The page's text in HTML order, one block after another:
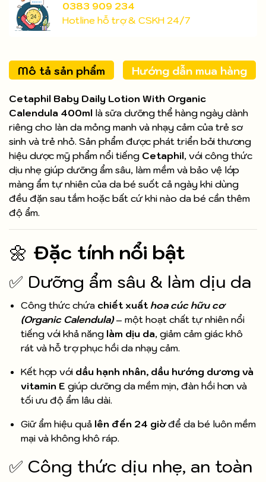
0383 909 234
Hotline hỗ trợ & CSKH 24/7
Mô tả sản phẩm Hướng dẫn mua hàng
Cetaphil Baby Daily Lotion With Organic
Calendula 400ml là sữa dưỡng thể hàng ngày dành
riêng cho làn da mỏng manh và nhạy cảm của trẻ sơ
sinh và trẻ nhỏ. Sản phẩm được phát triển bởi thương
hiệu dược mỹ phẩm nổi tiếng Cetaphil, với công thức
dịu nhẹ giúp dưỡng ẩm sâu, làm mềm và bảo vệ lớp
màng ẩm tự nhiên của da bé suốt cả ngày khi dùng
đều đặn sau tắm hoặc bất cứ khi nào da bé cần thêm
độ ẩm.
🌼 Đặc tính nổi bật
✅ Dưỡng ẩm sâu & làm dịu da
Công thức chứa chiết xuất hoa cúc hữu cơ
(Organic Calendula)– một hoạt chất tự nhiên nổi
tiếng với khả năng làm dịu da, giảm cảm giác khô
rát và hỗ trợ phục hồi da nhạy cảm.
Kết hợp với dầu hạnh nhân, dầu hướng dương và
vitamin E giúp dưỡng da mềm mịn, đàn hồi hơn và
tối ưu độ ẩm lâu dài.
Giữ ẩm hiệu quả lên đến 24 giờđể da bé luôn mềm
mại và không khô ráp.
✅ Công thức dịu nhẹ, an toàn